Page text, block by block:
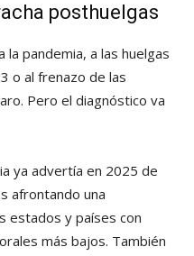
posthuelgas
la pandemia, a las huelgas
o al frenazo de las
Pero el diagnóstico va
ya advertía en 2025 de
afrontando una
estados y países con
más bajos. También